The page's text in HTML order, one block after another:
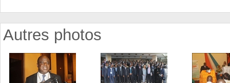
Autres photos